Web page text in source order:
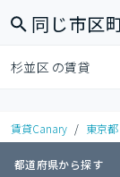
同じ市区
杉並区 の賃貸
賃貸Canary / 東京都
都道府県から探す